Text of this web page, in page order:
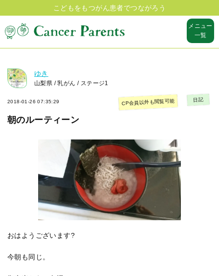
こどもをもつがん患者でつながろう
メニュー
一覧
ゆき
山梨県 / 乳がん / ステージ1
2018-01-26 07:35:29
朝のルーティーン
CP会員以外も閲覧可能 日記
おはようございます?
今朝も同じ。